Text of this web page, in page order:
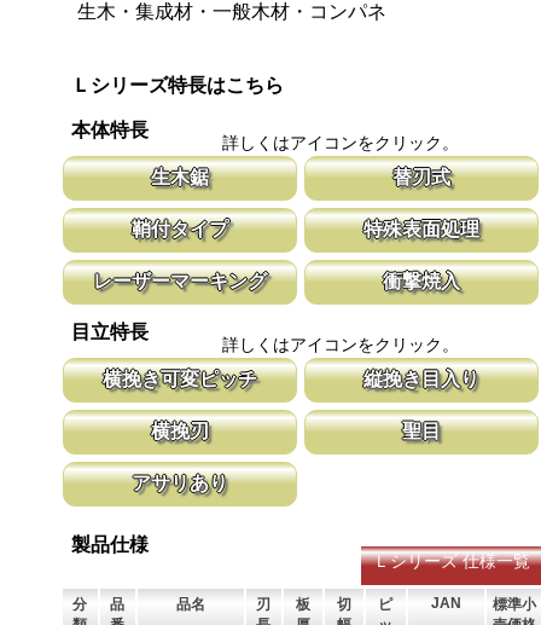
生木・集成材・一般木材・コンパネ
Ｌシリーズ特長はこちら
本体特長
詳しくはアイコンをクリック。
生木鋸
生木鋸は伐採作業や造園に、山林の枝打ちには剪定鋸が、果樹園の
剪定作業には果樹鋸が適しています。
替刃式
新しい鋸刃に取り替える事で、ご購入時
鋸刃のマーキング（右下）に替刃品番を明
鞘付タイプ
腰に鞘を吊り下げて収納が可能な鞘付タイプは、造園や果樹園、型
枠作業など野外での使用が主な商品に採用しております。
特殊表面処理
鋸刃表面にメッキ処理をして、サビから
ビにより切断材料を汚す心配がありません。
レーザーマーキング
す。 レーザーマーキングを使用し、マークが消えないようにして
衝撃焼入
刃の秘訣です。
目立特長
詳しくはアイコンをクリック。
横挽き可変ピッチ
刃先はピッチが大きく、刃元へ行くほど小さくなる目立てで、刃全
体で均等に切進むことが出来るようにした目立てです。
縦挽き目入り
横挽の刃に、何カ所か縦挽き目を配置する
を助け、良好な切れ味を発揮します。
横挽刃
木材の繊維をある一定の巾で連続して切り落とす仕組みになってい
ます。 横挽刃を縦挽に使用すると、けっして良好な切れ味は望め
ません。
聖目
アサリあり
まれないようにしています。 板厚より切幅は大きくなります。
製品仕様
Ｌシリーズ 仕様一覧
分
品
品名
刃
板
切
ピ
JAN
標準小